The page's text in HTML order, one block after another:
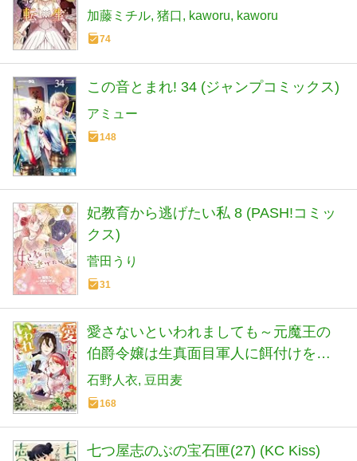
加藤ミチル 猪口 kaworu kaworu
74
この音とまれ! 34 (ジャンプコミックス)
アミュー
148
妃教育から逃げたい私 8 (PASH!コミッ
クス)
菅田うり
31
愛さないといわれましても～元魔王の
伯爵令嬢は生真面目軍人に餌付けをさ
れて幸せになる～(6) (モンスターコミッ
クスf)
石野人衣 豆田麦
168
七つ屋志のぶの宝石匣(27) (KC Kiss)